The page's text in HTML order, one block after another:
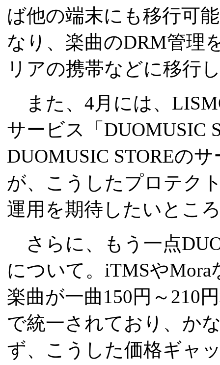
ば他の端末にも移行可
なり、楽曲のDRM管理
リアの携帯などに移行
また、4月には、
サービス「DUOMUSIC
DUOMUSIC STOREの
が、こうしたプロテク
運用を期待したいとこ
さらに、もう一点
について。iTMSや
楽曲が一曲150円～210
で統一されており、か
ず、こうした価格ギャ